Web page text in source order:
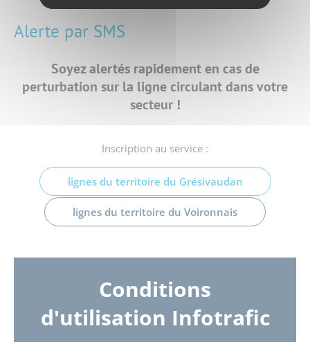
Alerte par SMS
Soyez alertés rapidement en cas de
perturbation sur la ligne circulant dans votre
secteur !
Inscription au service :
lignes du territoire du Grésivaudan
lignes du territoire du Voironnais
Conditions
d'utilisation Infotrafic